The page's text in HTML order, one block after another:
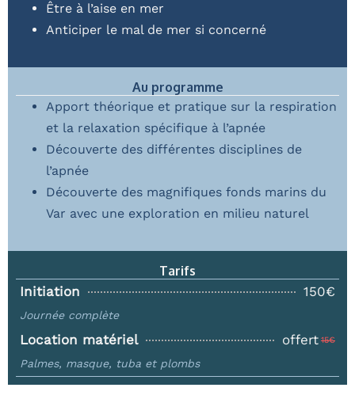
Être à l’aise en mer
Anticiper le mal de mer si concerné
Au programme
Apport théorique et pratique sur la respiration
et la relaxation spécifique à l’apnée
Découverte des différentes disciplines de
l’apnée
Découverte des magnifiques fonds marins du
Var avec une exploration en milieu naturel
Tarifs
Initiation
150€
Journée complète
Location matériel offert 15€
Palmes, masque, tuba et plombs